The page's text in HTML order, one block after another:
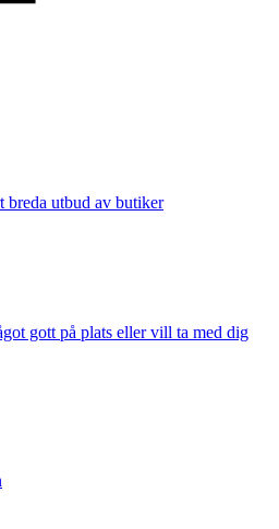
breda utbud av butiker
gott på plats eller vill ta med dig